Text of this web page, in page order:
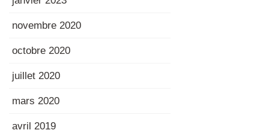
novembre 2020
octobre 2020
juillet 2020
mars 2020
avril 2019